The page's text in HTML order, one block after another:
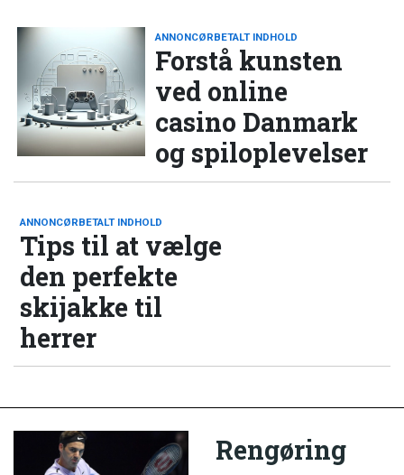
ANNONCØRBETALT INDHOLD
Forstå kunsten
ved online
casino Danmark
og spiloplevelser
ANNONCØRBETALT INDHOLD
Tips til at vælge
den perfekte
skijakke til
herrer
Rengøring